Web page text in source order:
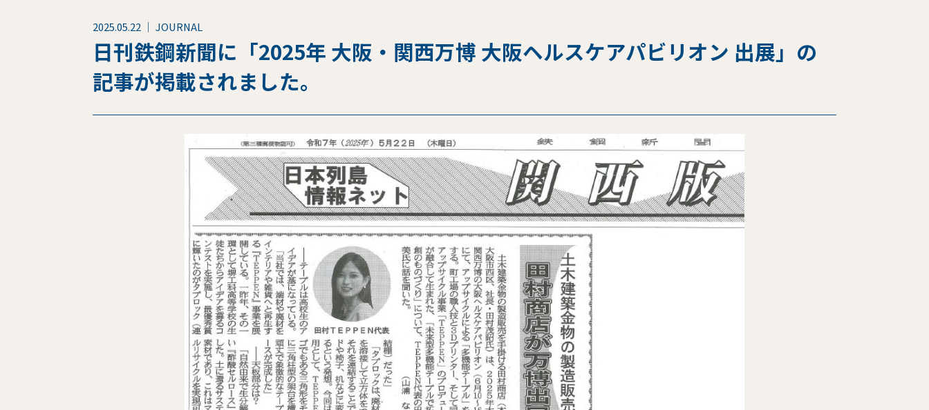
2025.05.22 ｜ JOURNAL
日刊鉄鋼新聞に「2025年 大阪・関西万博 大阪ヘルスケアパビリオン 出展」の
記事が掲載されました。